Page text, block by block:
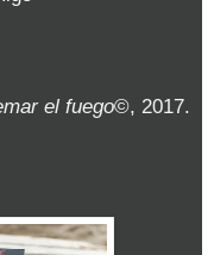
el fuego©, 2017.